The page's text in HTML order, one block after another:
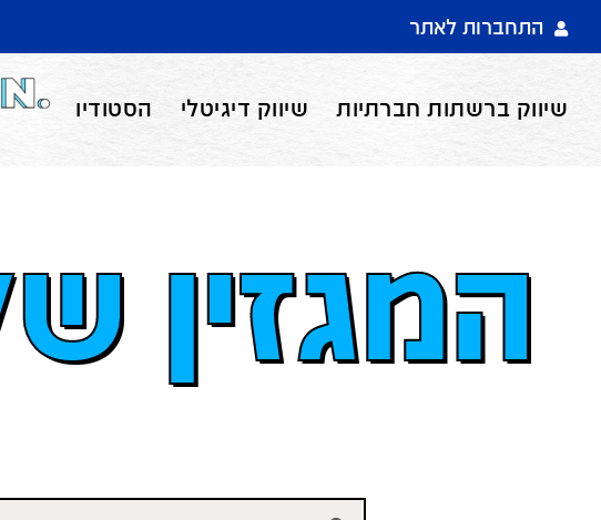
התחברות לאתר
שיווק ברשתות חברתיות שיווק דיגיטלי הסטודיו
המגזין